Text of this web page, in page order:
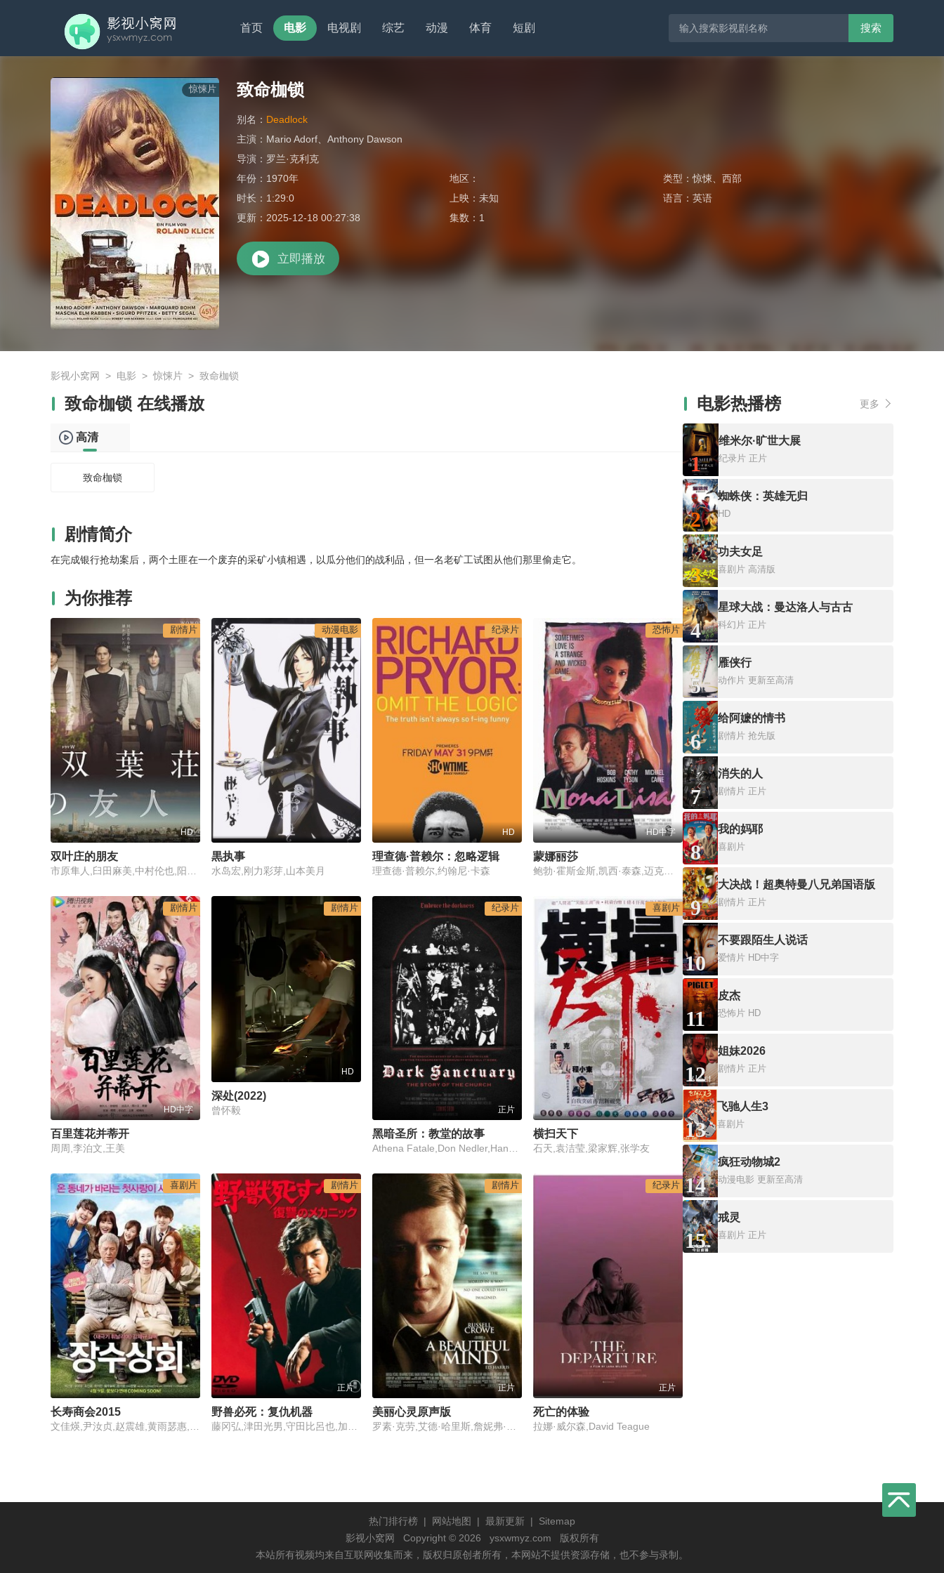
首页 电影 电视剧 综艺 动漫 体育 短剧 搜索
惊悚片 致命枷锁
别名： Deadlock
主演： Mario Adorf
Anthony Dawson
导演： 罗兰·克利克
年份： 1970年 地区： 类型：惊悚、 西部
时长： 1:29:0 上映：未知 语言： 英语
更新： 2025-12-18 00:27:38 集数： 1
立即播放
影视小窝网 > 电影 > 惊悚片 > 致命枷锁
致命枷锁 在线播放
高清
致命枷锁
剧情简介
在完成银行抢劫案后，两个土匪在一个废弃的采矿小镇相遇，以瓜分他们的战利品，但一名老矿工试图从他们那里偷走它。
为你推荐
剧情片
HD
双叶庄的朋友
动漫电影
黒执事
水岛宏,刚力彩芽,山本美月
纪录片
HD
理查德·普赖尔：忽略逻辑
理查德·普赖尔,约翰尼·卡森
恐怖片
HD中字
蒙娜丽莎
剧情片
HD中字
百里莲花并蒂开
周周,李泊文,王美
剧情片
HD
深处(2022)
曾怀毅
纪录片
正片
黑暗圣所：教堂的故事
喜剧片
横扫天下
石天,袁洁莹,梁家辉,张学友
喜剧片
长寿商会2015
剧情片
正片
野兽必死：复仇机器
剧情片
正片
美丽心灵原声版
纪录片
正片
死亡的体验
拉娜·威尔森,David Teague
电影热播榜 更多
1
维米尔·旷世大展
纪录片 正片
2
蜘蛛侠：英雄无归
HD
3
功夫女足
喜剧片 高清版
4
星球大战：曼达洛人与古古
科幻片 正片
5
雁侠行
动作片 更新至高清
6
给阿嬷的情书
剧情片 抢先版
7
消失的人
剧情片 正片
8
我的妈耶
喜剧片
9
大决战！超奥特曼八兄弟国语版
剧情片 正片
10
不要跟陌生人说话
爱情片 HD中字
11
皮杰
恐怖片 HD
12
姐妹2026
剧情片 正片
13
飞驰人生3
喜剧片
14
疯狂动物城2
动漫电影 更新至高清
15
戒灵
喜剧片 正片
热门排行榜 | 网站地图 | 最新更新 |
Sitemap
影视小窝网
Copyright © 2026 ysxwmyz.com
版权所有
本站所有视频均来自互联网收集而来，版权归原创者所有，本网站不提供资源存储，也不参与录制。